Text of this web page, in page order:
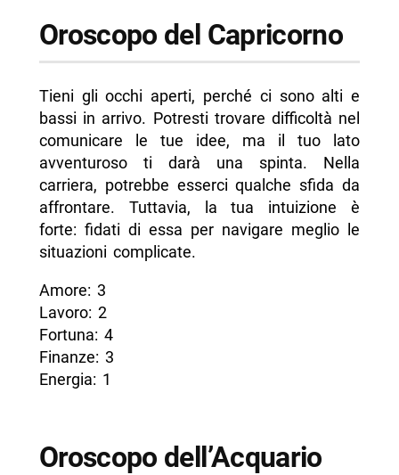
Oroscopo del Capricorno
Tieni gli occhi aperti, perché ci sono alti e
bassi in arrivo. Potresti trovare difficoltà nel
comunicare le tue idee, ma il tuo lato
avventuroso ti darà una spinta. Nella
carriera, potrebbe esserci qualche sfida da
affrontare. Tuttavia, la tua intuizione è
forte: fidati di essa per navigare meglio le
situazioni complicate.
Amore: 3
Lavoro: 2
Fortuna: 4
Finanze: 3
Energia: 1
Oroscopo dell’Acquario